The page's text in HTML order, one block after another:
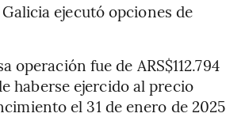
ejecutó opciones de
fue de ARS$112.794
haberse ejercido al precio
el 31 de enero de 2025